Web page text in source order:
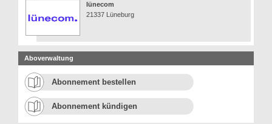
lünecom
21337 Lüneburg
Aboverwaltung
Abonnement bestellen
Abonnement kündigen